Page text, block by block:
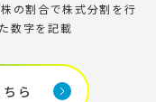
の割合で株式分割を行
数字を記載
ら